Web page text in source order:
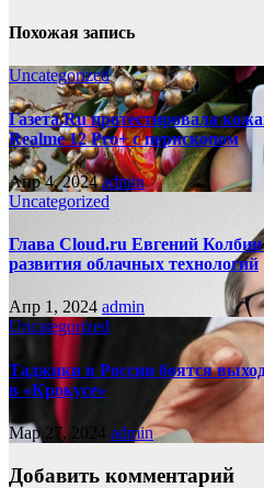
Похожая запись
Uncategorized
Газета.Ru протестировала
Realme 12 Pro+ с перископом
Апр 4, 2024admin
Uncategorized
Глава Cloud.ru Евгений Колбин
развития облачных технологий
Апр 1, 2024 admin
Uncategorized
Таджики в России боятся
в «Крокусе»
Мар 27, 2024 admin
Добавить комментарий